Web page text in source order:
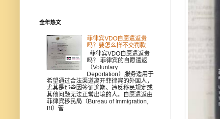
全年热文
菲律宾VDO自愿遣返贵
吗？要怎么样不交罚款
菲律宾VDO自愿遣返贵
吗？ 菲律宾的自愿遣返
（Voluntary
Deportation）服务适用于
希望通过合法渠道离开菲律宾的外国人，
尤其是那些因签证逾期、违反移民规定或
其他问题无法正常出境的人。自愿遣返由
菲律宾移民局（Bureau of Immigration,
BI）管...